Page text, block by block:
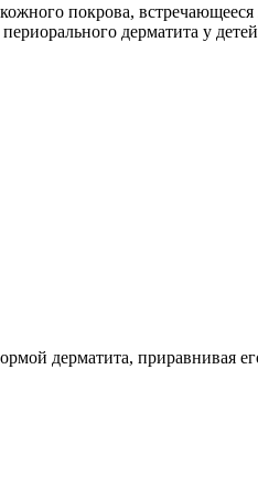
покрова,
дерматита у
дерматита, приравнивая